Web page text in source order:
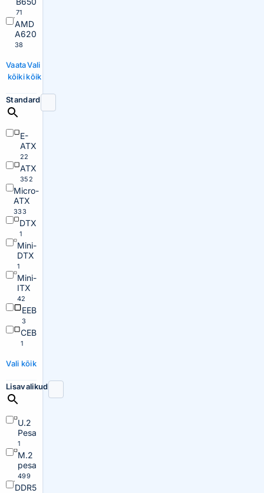
71
AMD
A620
38
Vaata
kõiki
Vali
kõik
Standard
E-
ATX
22
ATX
352
Micro-
ATX
333
DTX
1
Mini-
DTX
1
Mini-
ITX
42
EEB
3
CEB
1
Vali kõik
Lisavalikud
U.2
Pesa
1
M.2
pesa
499
DDR5